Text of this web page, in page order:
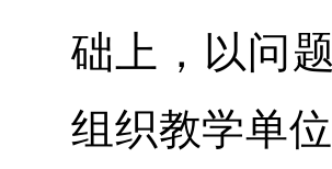
础上，以问
组织教学单